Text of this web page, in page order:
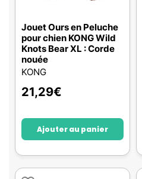
Jouet Ours en Peluche
pour chien KONG Wild
Knots Bear XL : Corde
nouée
KONG
21,29€
Ajouter au panier